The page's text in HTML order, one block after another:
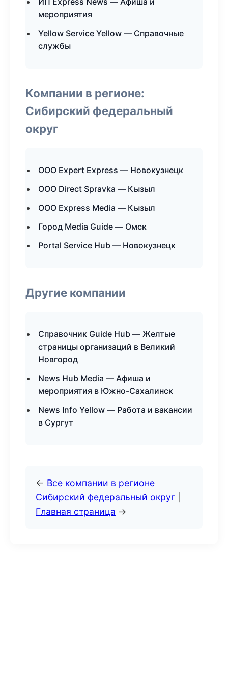
мероприятия
Yellow Service Yellow — Справочные
службы
Компании в регионе:
Сибирский федеральный
округ
ООО Expert Express — Новокузнецк
ООО Direct Spravka — Кызыл
ООО Express Media — Кызыл
Город Media Guide — Омск
Portal Service Hub — Новокузнецк
Другие компании
Справочник Guide Hub — Желтые
страницы организаций в Великий
Новгород
News Hub Media — Афиша и
мероприятия в Южно-Сахалинск
News Info Yellow — Работа и вакансии
в Сургут
← Все компании в регионе
Сибирский федеральный округ
Главная страница →